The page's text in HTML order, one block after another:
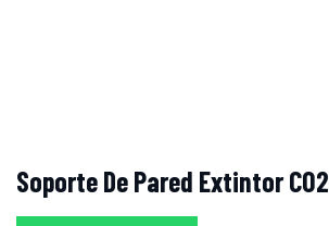
Soporte De Pared Extintor CO2